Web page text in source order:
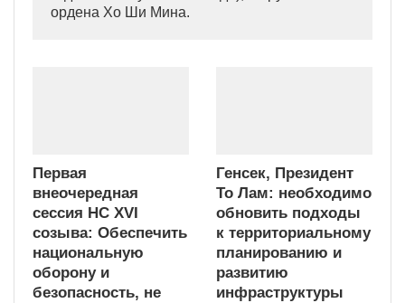
ордена Хо Ши Мина.
Первая
внеочередная
сессия НС XVI
созыва: Обеспечить
национальную
оборону и
безопасность, не
Генсек, Президент
То Лам: необходимо
обновить подходы
к территориальному
планированию и
развитию
инфраструктуры